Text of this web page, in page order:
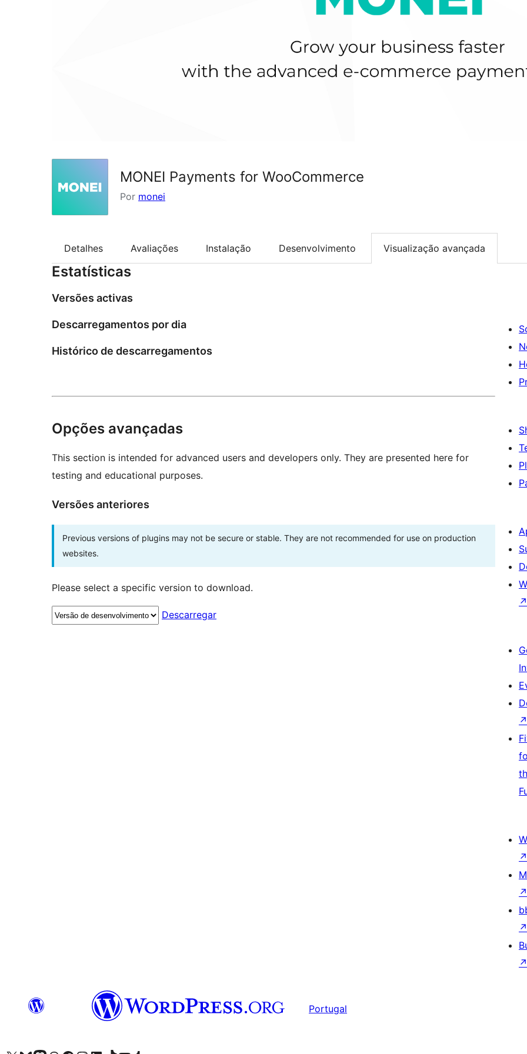
MONEI Payments for WooCommerce
Por monei
Detalhes Avaliações Instalação Desenvolvimento Visualização avançada
Estatísticas
Versões activas
Descarregamentos por dia
Histórico de descarregamentos
Opções avançadas
This section is intended for advanced users and developers only. They are presented here for
testing and educational purposes.
Versões anteriores
Previous versions of plugins may not be secure or stable. They are not recommended for use on production
websites.
Please select a specific version to download.
Descarregar
↗
↗
↗
↗
↗
↗
Portugal